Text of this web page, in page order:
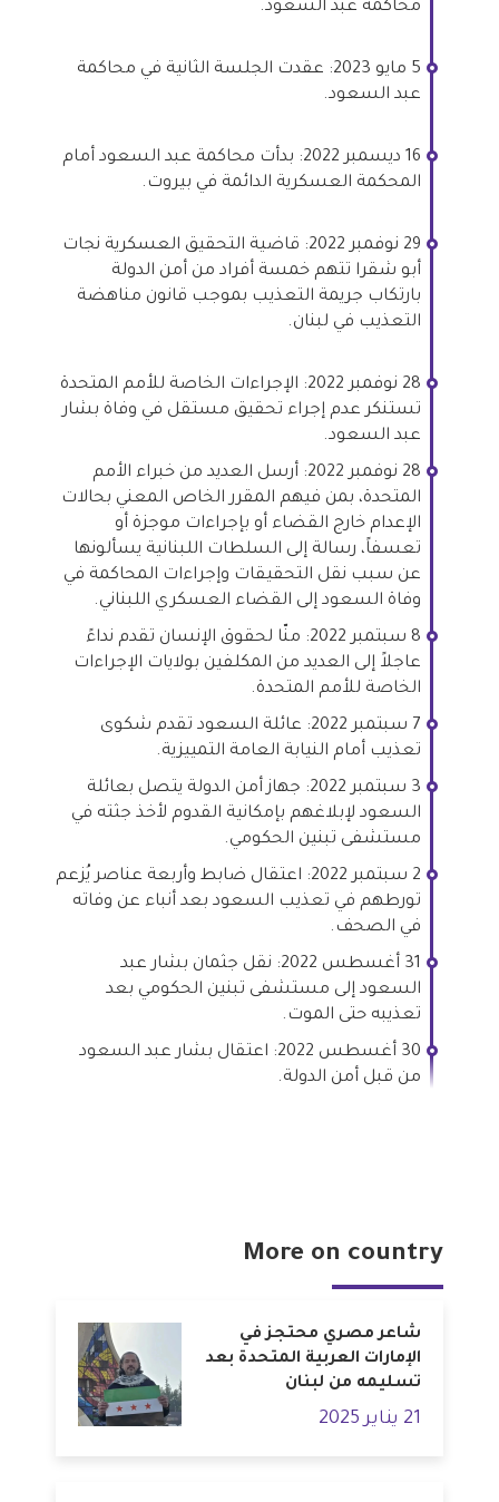
محاكمة عبد السعود.
5 مايو 2023: عقدت الجلسة الثانية في محاكمة
عبد السعود.
16 ديسمبر 2022: بدأت محاكمة عبد السعود أمام
المحكمة العسكرية الدائمة في بيروت.
29 نوفمبر 2022: قاضية التحقيق العسكرية نجات
أبو شقرا تتهم خمسة أفراد من أمن الدولة
بارتكاب جريمة التعذيب بموجب قانون مناهضة
التعذيب في لبنان.
28 نوفمبر 2022: الإجراءات الخاصة للأمم المتحدة
تستنكر عدم إجراء تحقيق مستقل في وفاة بشار
عبد السعود.
28 نوفمبر 2022: أرسل العديد من خبراء الأمم
المتحدة، بمن فيهم المقرر الخاص المعني بحالات
الإعدام خارج القضاء أو بإجراءات موجزة أو
تعسفاً، رسالة إلى السلطات اللبنانية يسألونها
عن سبب نقل التحقيقات وإجراءات المحاكمة في
وفاة السعود إلى القضاء العسكري اللبناني.
8 سبتمبر 2022: منّا لحقوق الإنسان تقدم نداءً
عاجلاً إلى العديد من المكلفين بولايات الإجراءات
الخاصة للأمم المتحدة.
7 سبتمبر 2022: عائلة السعود تقدم شكوى
تعذيب أمام النيابة العامة التمييزية.
3 سبتمبر 2022: جهاز أمن الدولة يتصل بعائلة
السعود لإبلاغهم بإمكانية القدوم لأخذ جثته في
مستشفى تبنين الحكومي.
2 سبتمبر 2022: اعتقال ضابط وأربعة عناصر يُزعم
تورطهم في تعذيب السعود بعد أنباء عن وفاته
في الصحف.
31 أغسطس 2022: نقل جثمان بشار عبد
السعود إلى مستشفى تبنين الحكومي بعد
تعذيبه حتى الموت.
30 أغسطس 2022: اعتقال بشار عبد السعود
من قبل أمن الدولة.
More on country
شاعر مصري محتجز في
الإمارات العربية المتحدة بعد
تسليمه من لبنان
21 يناير 2025